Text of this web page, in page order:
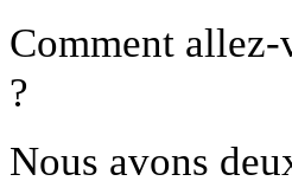
Comment allez-
?
Nous avons